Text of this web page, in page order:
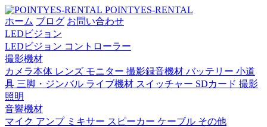
POINTYES-RENTAL
ホーム ブログ お問い合わせ
LEDビジョン
LEDビジョン コントローラー
撮影機材
カメラ本体 レンズ モニター 撮影録音機材 バッテリー 小道
具 三脚・ジンバル ライブ機材 スイッチャー SDカード 撮影
照明
音響機材
マイク アンプ ミキサー スピーカー ケーブル その他